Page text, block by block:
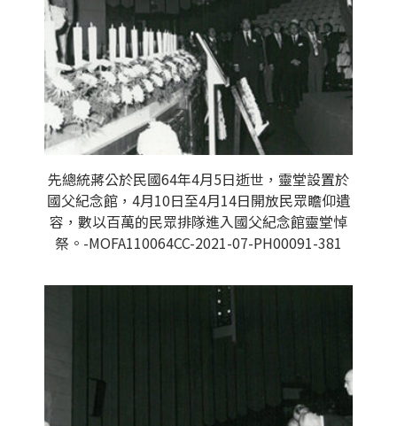
先總統蔣公於民國64年4月5日逝世，靈堂設置於
國父紀念館，4月10日至4月14日開放民眾瞻仰遺
容，數以百萬的民眾排隊進入國父紀念館靈堂悼
祭。-MOFA110064CC-2021-07-PH00091-381